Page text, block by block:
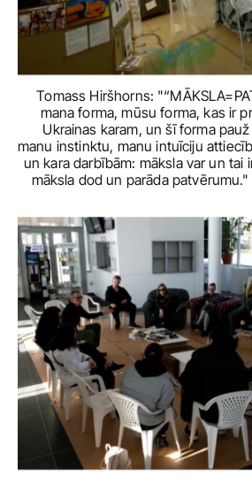
Tomass Hiršhorns:
mana forma, mūsu forma, kas ir
Ukrainas karam, un šī forma
manu instinktu, manu intuīciju
un kara darbībām: māksla var un tai